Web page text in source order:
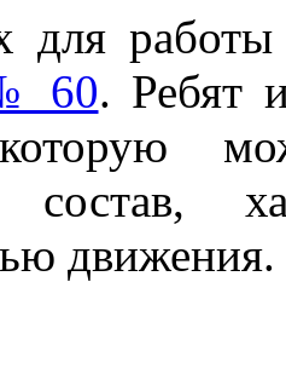
для
60. Ребят
состав,
движения.